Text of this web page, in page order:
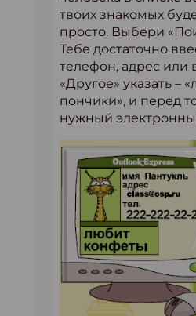
твоих знакомых
просто. Выбери
Тебе достаточно
телефон, адрес или
«Другое» указать –
пончики», и перед
нужный